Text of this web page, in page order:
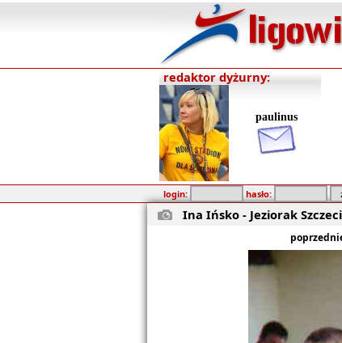
redaktor dyżurny:
paulinus
login: hasło:
Ina Ińsko - Jeziorak